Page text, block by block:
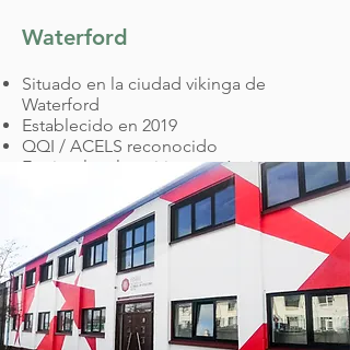
Waterford
Situado en la ciudad vikinga de
Waterford
Establecido en 2019
QQI / ACELS reconocido
Equipo local positivo y enérgico.
Dedicados a brindarles a nuestros
estudiantes una experiencia positiva.
Propiedad irlandesa independiente
Cursos para adultos y jóvenes
Fantásticas instalaciones con sala de
juegos.